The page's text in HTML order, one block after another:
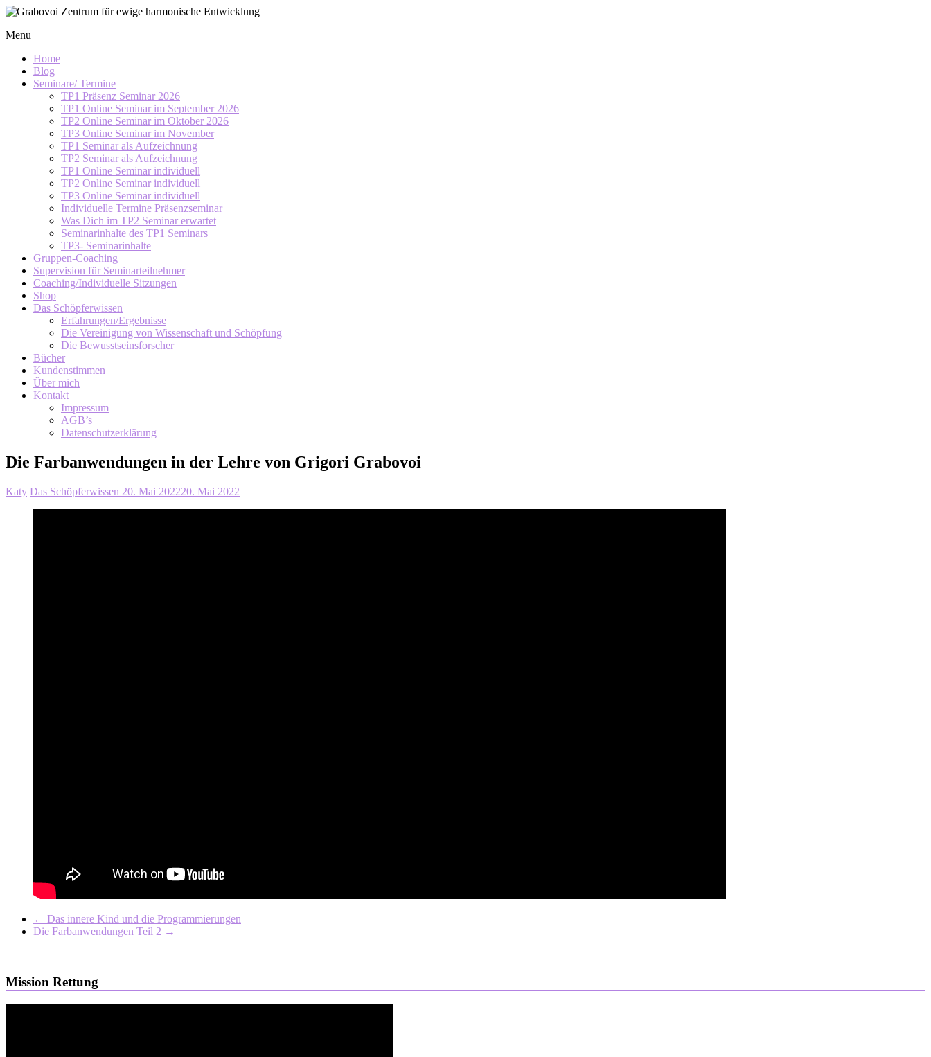
Skip
content
Zentrum
ewige
harmonische
Entwicklung
Menu
Home
Blog
Seminare/ Termine
TP1 Präsenz Seminar 2026
TP1 Online Seminar im September 2026
TP2 Online Seminar im Oktober 2026
TP3 Online Seminar im November
TP1 Seminar als Aufzeichnung
TP2 Seminar als Aufzeichnung
TP1 Online Seminar individuell
TP2 Online Seminar individuell
TP3 Online Seminar individuell
Individuelle Termine Präsenzseminar
Was Dich im TP2 Seminar erwartet
Seminarinhalte des TP1 Seminars
TP3- Seminarinhalte
Gruppen-Coaching
Supervision für Seminarteilnehmer
Coaching/Individuelle Sitzungen
Shop
Das Schöpferwissen
Erfahrungen/Ergebnisse
Die Vereinigung von Wissenschaft und Schöpfung
Die Bewusstseinsforscher
Bücher
Kundenstimmen
Über mich
Kontakt
Impressum
AGB’s
Datenschutzerklärung
Die Farbanwendungen in der Lehre von Grigori Grabovoi
Katy Das Schöpferwissen 20. Mai 202220. Mai 2022
← Das innere Kind und die Programmierungen
Die Farbanwendungen Teil 2 →
Mission Rettung